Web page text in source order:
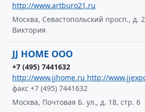
http://www.artburo21.ru
Москва, Севастопольский просп., д.
Виктория
JJ HOME ООО
+7 (495) 7441632
http://www.jjhome.ru http://
факс +7 (495) 7441632
Москва, Почтовая Б. ул., д. 18, стр. 6